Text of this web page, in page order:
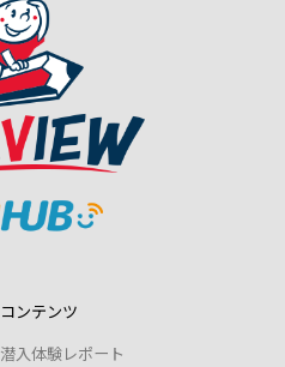
コンテンツ
潜入体験レポート